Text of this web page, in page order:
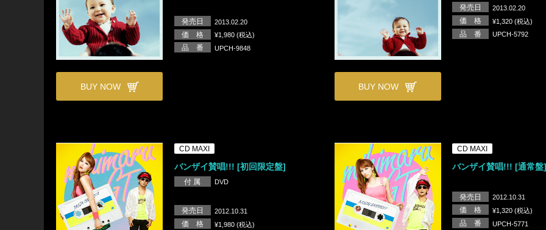
BUY NOW
発売日 2013.02.20
価 格 ¥1,980 (税込)
品 番 UPCH-9848
BUY NOW
発売日 2013.02.20
価 格 ¥1,320 (税込)
品 番 UPCH-5792
CD MAXI
バンザイ賛唱!!! [初回限定盤]
付 属 DVD
発売日 2012.10.31
価 格 ¥1,980 (税込)
CD MAXI
バンザイ賛唱!!! [通常盤
発売日 2012.10.31
価 格 ¥1,320 (税込)
品 番 UPCH-5771